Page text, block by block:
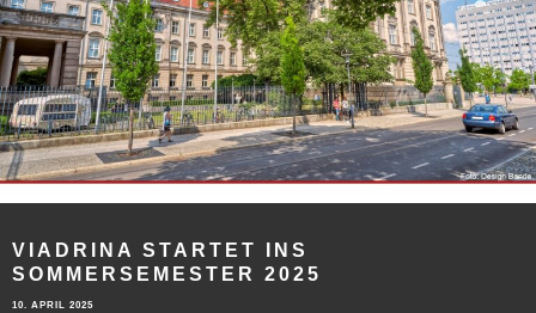
VIADRINA STARTET INS
SOMMERSEMESTER 2025
10. APRIL 2025